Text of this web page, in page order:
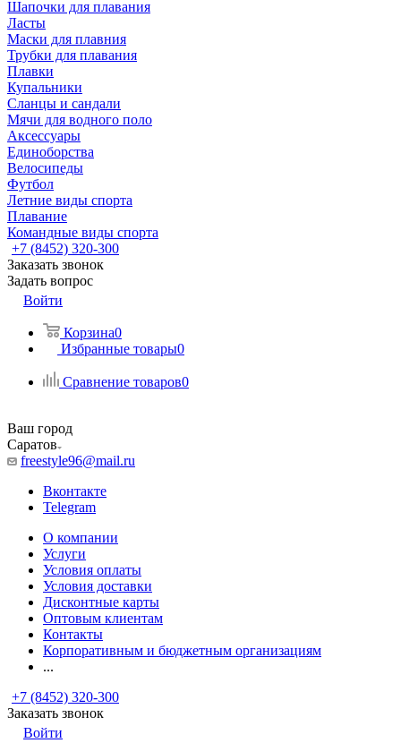
Шапочки для плавания
Ласты
Маски для плавния
Трубки для плавания
Плавки
Купальники
Сланцы и сандали
Мячи для водного поло
Аксессуары
Единоборства
Велосипеды
Футбол
Летние виды спорта
Плавание
Командные виды спорта
+7 (8452) 320-300
Заказать звонок
Задать вопрос
Войти
Корзина0
Избранные товары0
Сравнение товаров0
Ваш город
Саратов
freestyle96@mail.ru
Вконтакте
Telegram
О компании
Услуги
Условия оплаты
Условия доставки
Дисконтные карты
Оптовым клиентам
Контакты
Корпоративным и бюджетным организациям
...
+7 (8452) 320-300
Заказать звонок
Войти